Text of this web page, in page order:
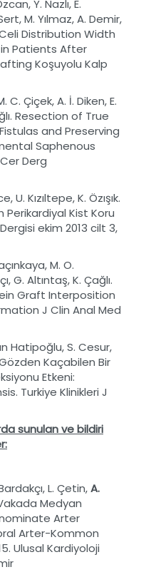
Y. Nazlı, E.
M. Yılmaz, A. Demir,
Distribution Width
Patients After
Koşuyolu Kalp
C. Çiçek, A. İ. Diken, E.
Resection of True
and Preserving
Saphenous
Derg
U. Kızıltepe, K. Özışık.
Perikardiyal Kist Koru
ekim 2013 cilt 3,
M. O.
G. Altıntaş, K. Çağlı.
Graft Interposition
J Clin Anal Med
Hatipoğlu, S. Cesur,
Gözden Kaçabilen Bir
Etkeni:
Turkiye Klinikleri J
sunulan ve bildiri
L. Çetin,A.
Medyan
Arter
Arter-Kommon
Ulusal Kardiyoloji